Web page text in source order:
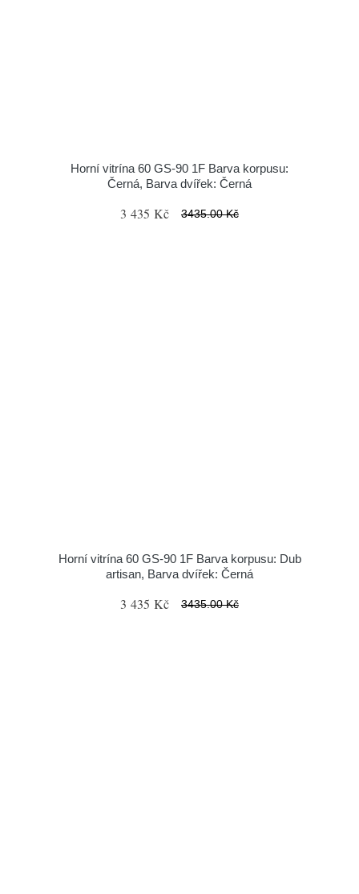
Horní vitrína 60 GS-90 1F Barva korpusu:
Černá, Barva dvířek: Černá
3 435 Kč 3435.00 Kč
Horní vitrína 60 GS-90 1F Barva korpusu: Dub
artisan, Barva dvířek: Černá
3 435 Kč 3435.00 Kč